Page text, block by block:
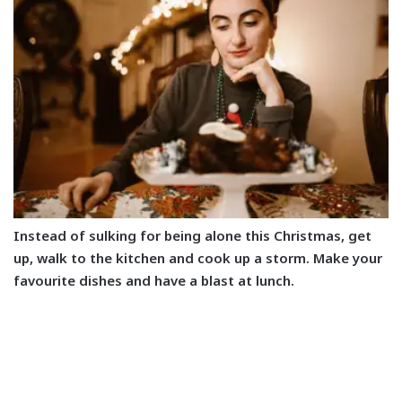
Instead of sulking for being alone this Christmas, get
up, walk to the kitchen and cook up a storm. Make your
favourite dishes and have a blast at lunch.